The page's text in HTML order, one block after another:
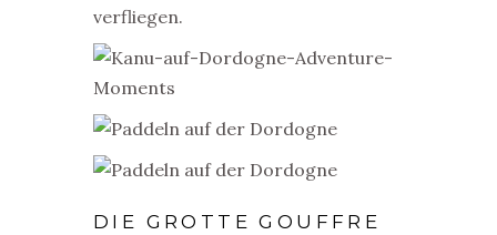
verfliegen.
DIE GROTTE GOUFFRE